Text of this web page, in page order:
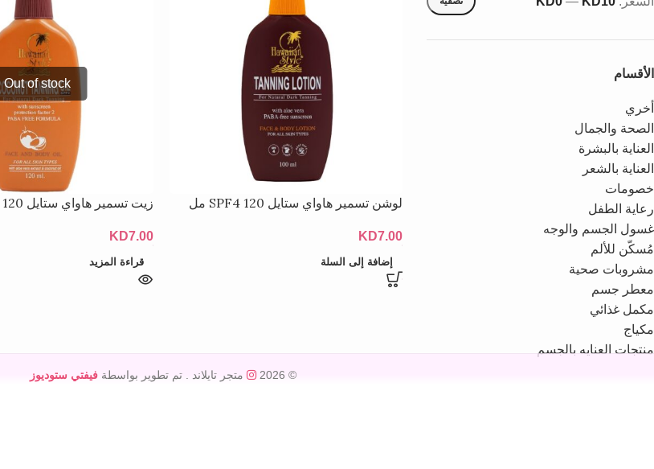
الأقسام
أخري
الصحة والجمال
العناية بالبشرة
العناية بالشعر
خصومات
رعاية الطفل
غسول الجسم والوجه
مُسكّن للألم
مشروبات صحية
معطر جسم
مكمل غذائي
مكياج
منتجات العنايه بالجسم
لوشن تسمير هاواي ستايل SPF4 120 مل
KD7.00
إضافة إلى السلة
زيت تسمير هاواي ستايل SPF2 120 مل
KD7.00
قراءة المزيد
© 2026 متجر تايلاند . تم تطوير بواسطة فيفتي ستوديوز